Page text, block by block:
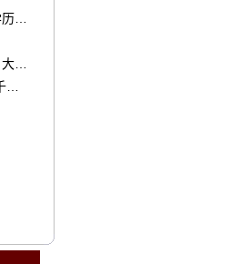
…
…
…